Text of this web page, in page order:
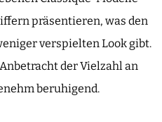
präsentieren, was den
verspielten Look gibt.
der Vielzahl an
beruhigend.